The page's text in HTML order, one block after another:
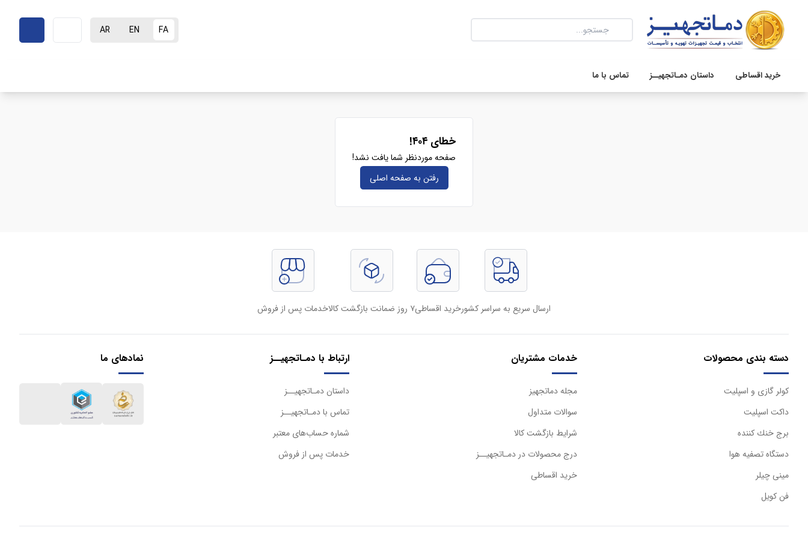
FA
EN
AR
خرید اقساطی داستان دمـاتجهیــز تماس با ما
خطای ۴۰۴!
صفحه موردنظر شما یافت نشد!
رفتن به صفحه‌ اصلی
ارسال سریع به سراسر کشورخرید اقساطی۷ روز ضمانت بازگشت کالا خدمات پس از فروش
دسته بندی محصولات
كولر گازی و اسپليت
داكت اسپليت
برج خنك كننده
دستگاه تصفيه هوا
مینی چیلر
فن کویل
خدمات مشتریان
مجله دماتجهیز
سوالات متداول
شرایط بازگشت کالا
درج محصولات در دمـاتجهیــز
خرید اقساطی
ارتباط با دمـاتجهیــز
داستان دمـاتجهیــز
تماس با دمـاتجهیــز
شماره حساب‌های معتبر
خدمات پس از فروش
نمادهای ما